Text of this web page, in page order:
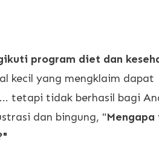
program diet dan
kecil yang mengklaim dapat
tetapi tidak berhasil bagi
dan bingung, "Mengapa